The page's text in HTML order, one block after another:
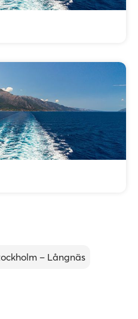
– Långnäs